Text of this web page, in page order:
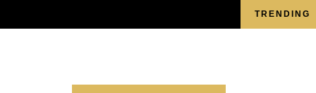
TRENDING